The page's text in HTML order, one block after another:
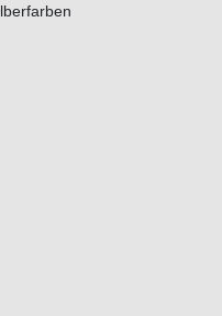
/ silberfarben